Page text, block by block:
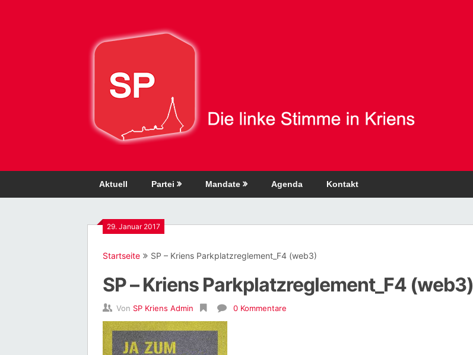
Aktuell Partei Mandate Agenda Kontakt
29. Januar 2017
Startseite SP – Kriens Parkplatzreglement_F4 (web3)
SP – Kriens Parkplatzreglement_F4 (web3)
Von SP Kriens Admin 0 Kommentare